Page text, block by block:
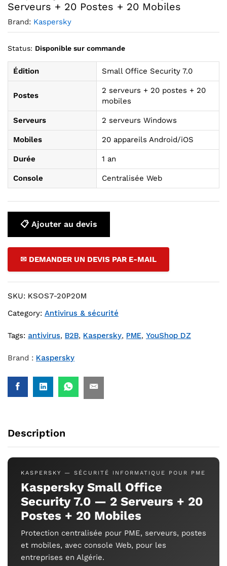
Serveurs + 20 Postes + 20 Mobiles
Brand: Kaspersky
Status: Disponible sur commande
Édition Small Office Security 7.0
Postes
2 serveurs + 20 postes + 20
mobiles
Serveurs 2 serveurs Windows
Mobiles 20 appareils Android/iOS
Durée 1 an
Console Centralisée Web
📋 Ajouter au devis
✉ DEMANDER UN DEVIS PAR E-MAIL
SKU: KSOS7-20P20M
Category: Antivirus & sécurité
Tags: antivirus, B2B, Kaspersky, PME, YouShop DZ
Brand : Kaspersky
Description
KASPERSKY — SÉCURITÉ INFORMATIQUE POUR PME
Kaspersky Small Office
Security 7.0 — 2 Serveurs + 20
Postes + 20 Mobiles
Protection centralisée pour PME, serveurs, postes
et mobiles, avec console Web, pour les
entreprises en Algérie.